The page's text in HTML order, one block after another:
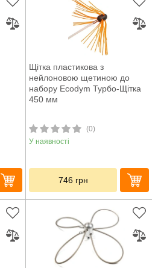
Щітка пластикова з
нейлоновою щетиною до
набору Ecodym Турбо-Щітка
450 мм
(0)
У наявності
746 грн